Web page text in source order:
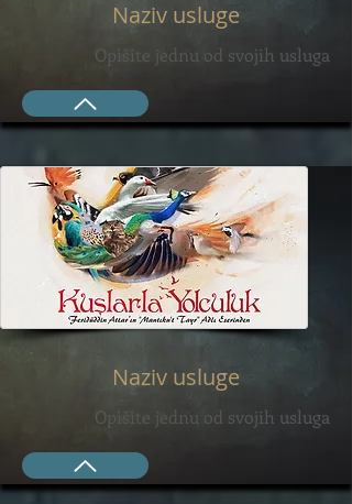
Naziv usluge
Opišite jednu od svojih usluga
Naziv usluge
Opišite jednu od svojih usluga